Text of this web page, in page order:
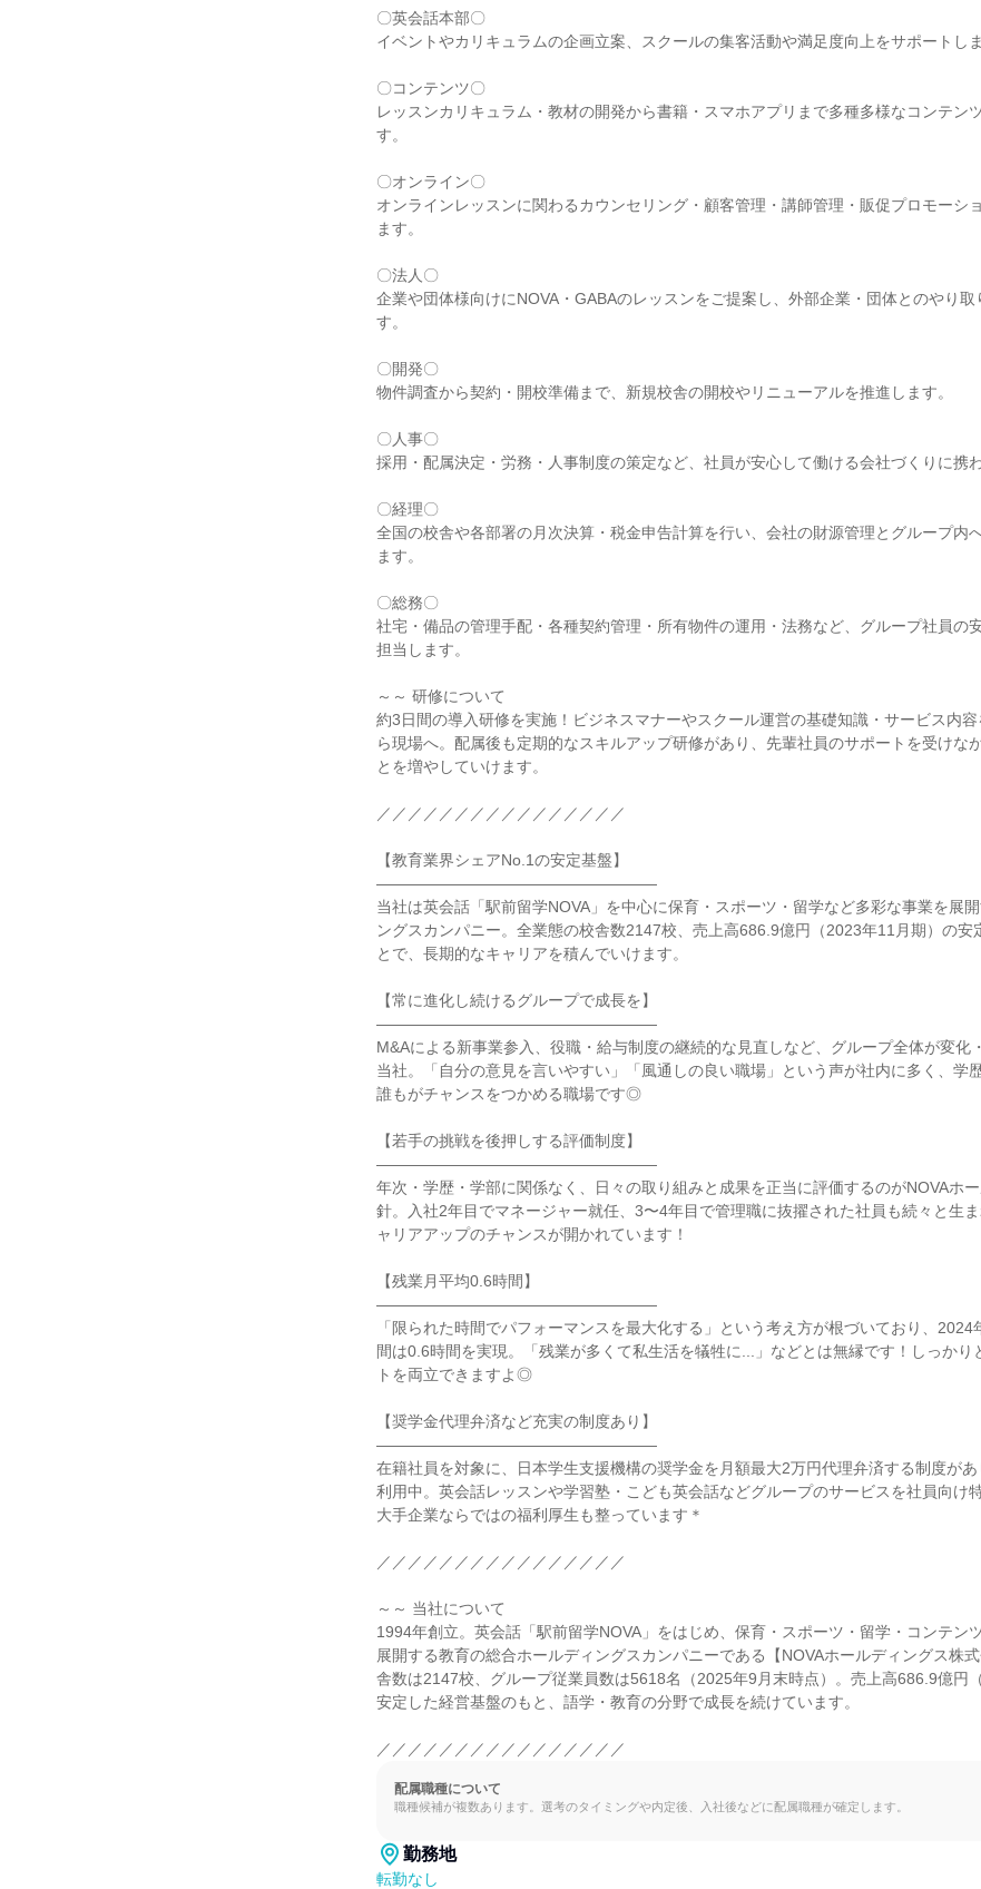
〇英会話本部〇
イベントやカリキュラムの企画立案、スクールの集客活動や満足度向上をサポートしま
〇コンテンツ〇
レッスンカリキュラム・教材の開発から書籍・スマホアプリまで多種多様なコンテン
す。
〇オンライン〇
オンラインレッスンに関わるカウンセリング・顧客管理・講師管理・販促プロモーシ
ます。
〇法人〇
企業や団体様向けにNOVA・GABAのレッスンをご提案し、外部企業・団体とのやり取
す。
〇開発〇
物件調査から契約・開校準備まで、新規校舎の開校やリニューアルを推進します。
〇人事〇
採用・配属決定・労務・人事制度の策定など、社員が安心して働ける会社づくりに携わ
〇経理〇
全国の校舎や各部署の月次決算・税金申告計算を行い、会社の財源管理とグループ内
ます。
〇総務〇
社宅・備品の管理手配・各種契約管理・所有物件の運用・法務など、グループ社員の
担当します。
～～ 研修について
約3日間の導入研修を実施！ビジネスマナーやスクール運営の基礎知識・サービス内
ら現場へ。配属後も定期的なスキルアップ研修があり、先輩社員のサポートを受けな
とを増やしていけます。
／／／／／／／／／／／／／／／／
【教育業界シェアNo.1の安定基盤】
――――――――――――――――――
当社は英会話「駅前留学NOVA」を中心に保育・スポーツ・留学など多彩な事業を展
ングスカンパニー。全業態の校舎数2147校、売上高686.9億円（2023年11月期）の安
とで、長期的なキャリアを積んでいけます。
【常に進化し続けるグループで成長を】
――――――――――――――――――
M&Aによる新事業参入、役職・給与制度の継続的な見直しなど、グループ全体が変化
当社。「自分の意見を言いやすい」「風通しの良い職場」という声が社内に多く、学
誰もがチャンスをつかめる職場です◎
【若手の挑戦を後押しする評価制度】
――――――――――――――――――
年次・学歴・学部に関係なく、日々の取り組みと成果を正当に評価するのがNOVAホ
針。入社2年目でマネージャー就任、3〜4年目で管理職に抜擢された社員も続々と生
ャリアアップのチャンスが開かれています！
【残業月平均0.6時間】
――――――――――――――――――
「限られた時間でパフォーマンスを最大化する」という考え方が根づいており、2024
間は0.6時間を実現。「残業が多くて私生活を犠牲に...」などとは無縁です！しっかり
トを両立できますよ◎
【奨学金代理弁済など充実の制度あり】
――――――――――――――――――
在籍社員を対象に、日本学生支援機構の奨学金を月額最大2万円代理弁済する制度が
利用中。英会話レッスンや学習塾・こども英会話などグループのサービスを社員向け
大手企業ならではの福利厚生も整っています＊
／／／／／／／／／／／／／／／／
～～ 当社について
1994年創立。英会話「駅前留学NOVA」をはじめ、保育・スポーツ・留学・コンテン
展開する教育の総合ホールディングスカンパニーである【NOVAホールディングス株
舎数は2147校、グループ従業員数は5618名（2025年9月末時点）。売上高686.9億円
安定した経営基盤のもと、語学・教育の分野で成長を続けています。
／／／／／／／／／／／／／／／／
配属職種について
職種候補が複数あります。選考のタイミングや内定後、入社後などに配属職種が確定します。
勤務地
転勤なし